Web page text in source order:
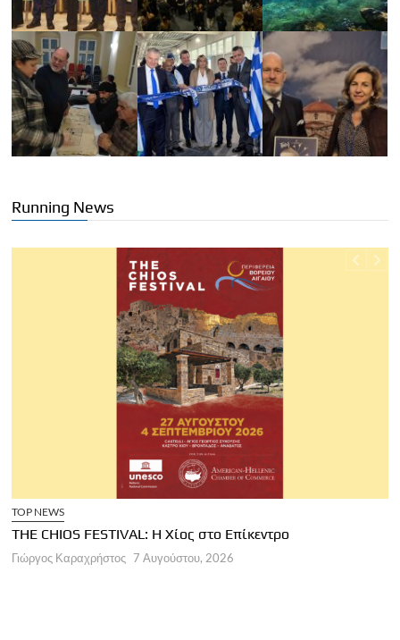
Running News
ΑΡΘΡΑ
Παγκόσμια Ημέρα Τουρισμού 2026